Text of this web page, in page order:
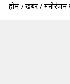
होम / खबरें / मनोरंजन